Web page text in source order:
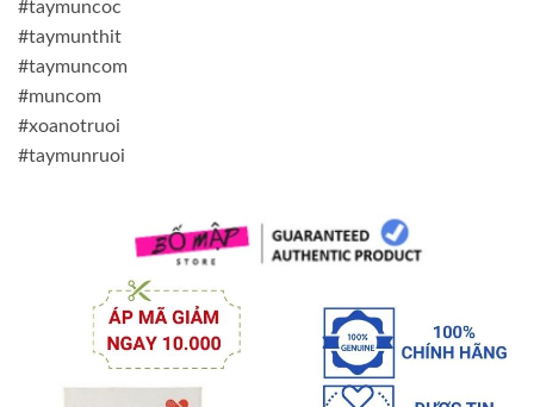
#taymuncoc
#taymunthit
#taymuncom
#muncom
#xoanotruoi
#taymunruoi